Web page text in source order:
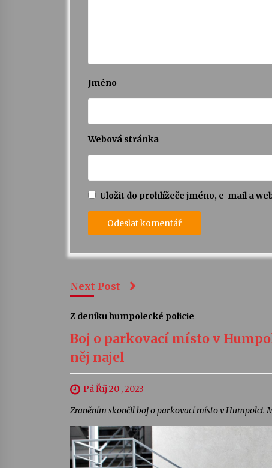
Jméno
Webová stránka
Uložit do prohlížeče jméno, e-mail a
Next Post
Z deníku humpolecké policie
Boj o parkovací místo v
něj najel
Pá Říj 20 , 2023
Zraněním skončil boj o parkovací místo v Humpolci.